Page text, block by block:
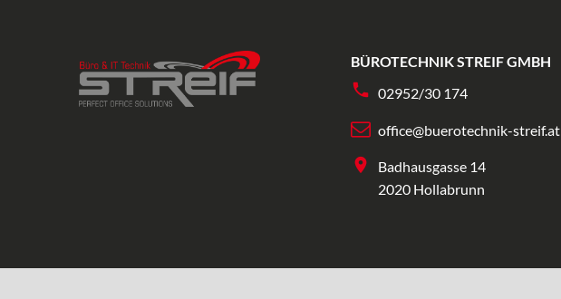
BÜROTECHNIK STREIF GMBH
02952/30 174
office@buerotechnik-streif.at
Badhausgasse 14
2020 Hollabrunn